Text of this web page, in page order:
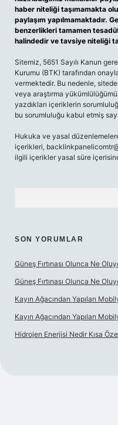
haber niteliği taşımamakta
paylaşım yapılmamaktadır.
benzerlikleri tamamen
halindedir ve tavsiye niteliği
Sitemiz, 5651 Sayılı Kanun
Kurumu (BTK) tarafından
vermektedir. Bu nedenle,
veya araştırma
yazdıkları içeriklerin
bu sorumluluğu kabul etmiş
Hukuka ve yasal
içerikleri,
ilgili içerikler yasal süre
SON YORUMLAR
Güneş Fırtınası Olunca Ne
Güneş Fırtınası Olunca Ne
Kayın Ağacından Yapılan
Kayın Ağacından Yapılan
Hidrojen Enerjisi Nedir Kısa